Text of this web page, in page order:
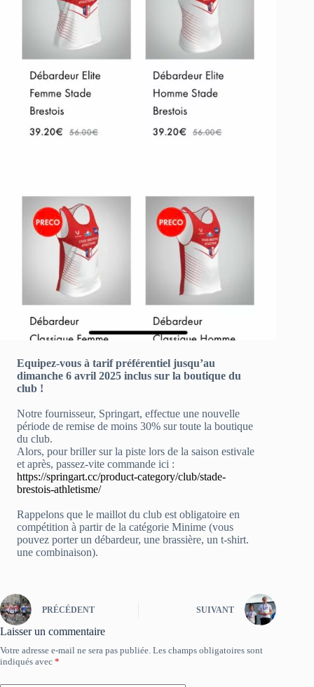
Equipez-vous à tarif préférentiel jusqu’au
dimanche 6 avril 2025 inclus sur la boutique du
club !
Notre fournisseur, Springart, effectue une nouvelle
période de remise de moins 30% sur toute la boutique
du club.
Alors, pour briller sur la piste lors de la saison estivale
et après, passez-vite commande ici :
https://springart.cc/product-category/club/stade-
brestois-athletisme/
Rappelons que le maillot du club est obligatoire en
compétition à partir de la catégorie Minime (vous
pouvez porter un débardeur, une brassière, un t-shirt.
une combinaison).
PRÉCÉDENT SUIVANT
Laisser un commentaire
Votre adresse e-mail ne sera pas publiée. Les champs obligatoires sont
indiqués avec *